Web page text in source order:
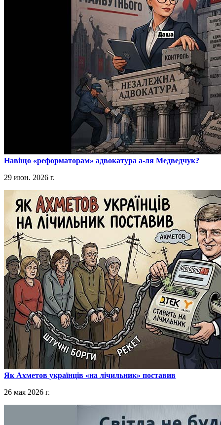
​Навіщо «реформаторам» адвокатура а-ля Медведчук?
29 июн. 2026 г.
​Як Ахметов українців «на лічильник» поставив
26 мая 2026 г.